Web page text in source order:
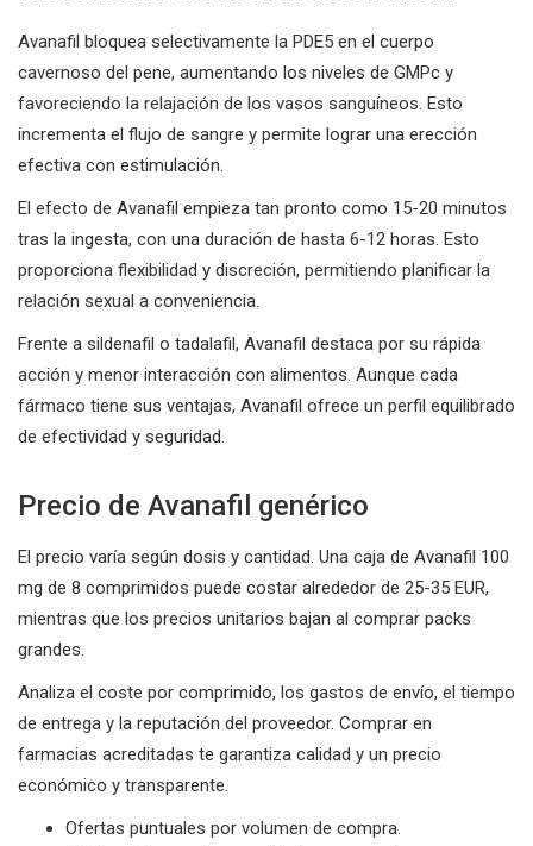
Avanafil bloquea selectivamente la PDE5 en el cuerpo
cavernoso del pene, aumentando los niveles de GMPc y
favoreciendo la relajación de los vasos sanguíneos. Esto
incrementa el flujo de sangre y permite lograr una erección
efectiva con estimulación.
El efecto de Avanafil empieza tan pronto como 15-20 minutos
tras la ingesta, con una duración de hasta 6-12 horas. Esto
proporciona flexibilidad y discreción, permitiendo planificar la
relación sexual a conveniencia.
Frente a sildenafil o tadalafil, Avanafil destaca por su rápida
acción y menor interacción con alimentos. Aunque cada
fármaco tiene sus ventajas, Avanafil ofrece un perfil equilibrado
de efectividad y seguridad.
Precio de Avanafil genérico
El precio varía según dosis y cantidad. Una caja de Avanafil 100
mg de 8 comprimidos puede costar alrededor de 25-35 EUR,
mientras que los precios unitarios bajan al comprar packs
grandes.
Analiza el coste por comprimido, los gastos de envío, el tiempo
de entrega y la reputación del proveedor. Comprar en
farmacias acreditadas te garantiza calidad y un precio
económico y transparente.
Ofertas puntuales por volumen de compra.